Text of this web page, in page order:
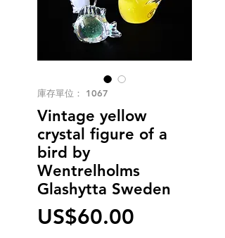
庫存單位： 1067
Vintage yellow
crystal figure of a
bird by
Wentrelholms
Glashytta Sweden
US$60.00